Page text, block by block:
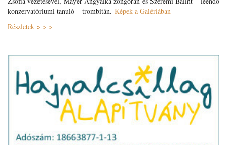
konzervatóriumi tanuló – trombitán. Képek a Galériában
Részletek > > >